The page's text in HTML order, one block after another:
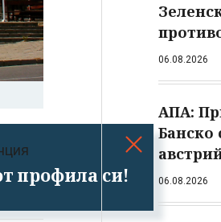
профила си!
06.08.2026
АПА:
Банско
06.08.2026